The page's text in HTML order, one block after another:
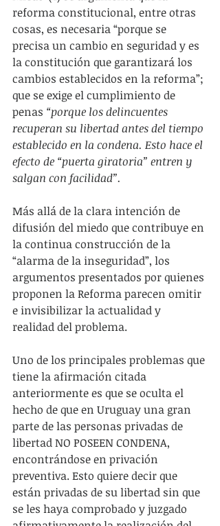
reforma constitucional, entre otras
cosas, es necesaria “porque se
precisa un cambio en seguridad y es
la constitución que garantizará los
cambios establecidos en la reforma”;
que se exige el cumplimiento de
penas “porque los delincuentes
recuperan su libertad antes del tiempo
establecido en la condena. Esto hace el
efecto de “puerta giratoria” entren y
salgan con facilidad”.
Más allá de la clara intención de
difusión del miedo que contribuye en
la continua construcción de la
“alarma de la inseguridad”, los
argumentos presentados por quienes
proponen la Reforma parecen omitir
e invisibilizar la actualidad y
realidad del problema.
Uno de los principales problemas que
tiene la afirmación citada
anteriormente es que se oculta el
hecho de que en Uruguay una gran
parte de las personas privadas de
libertad NO POSEEN CONDENA,
encontrándose en privación
preventiva. Esto quiere decir que
están privadas de su libertad sin que
se les haya comprobado y juzgado